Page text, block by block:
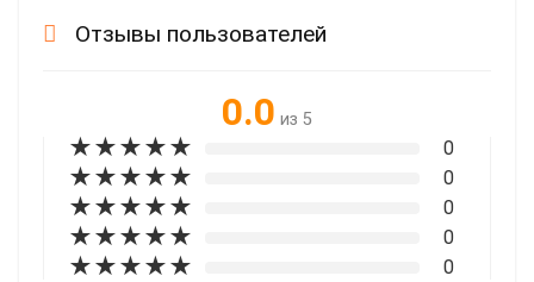
Отзывы пользователей
0.0 из 5
★★★★★ 0
★★★★★ 0
★★★★★ 0
★★★★★ 0
★★★★★ 0